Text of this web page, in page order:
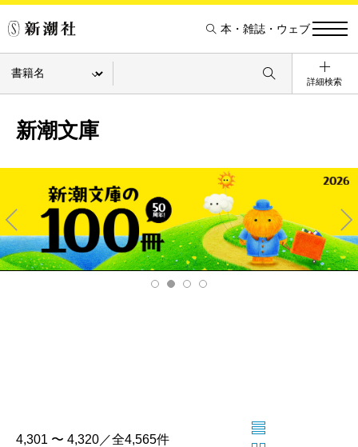
本・雑誌・ウェブ
詳細検索
新潮文庫
Pre
v
Ne
xt
4,301 〜 4,320／全4,565件